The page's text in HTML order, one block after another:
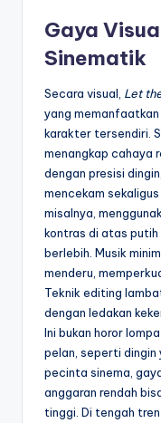
Gaya
Sinematik
Secara visual, Let
yang
karakter tersendiri.
menangkap cahaya
dengan presisi
mencekam
misalnya,
kontras di atas
berlebih. Musik
menderu,
Teknik editing
dengan ledakan
Ini bukan horor
pelan, seperti dingin
pecinta sinema,
anggaran rendah
tinggi. Di tengah